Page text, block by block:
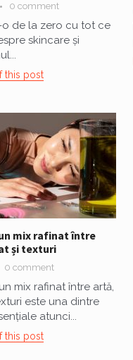
0 comment
o de la zero cu tot ce
skincare și
this post
mix rafinat între
și texturi
0 comment
mix rafinat între artă,
este una dintre
atunci...
this post